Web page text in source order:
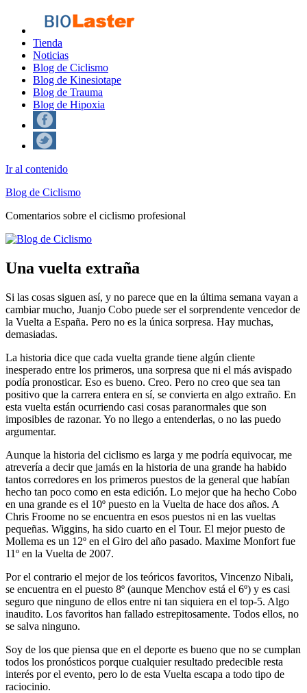
Tienda
Noticias
Blog de Ciclismo
Blog de Kinesiotape
Blog de Trauma
Blog de Hipoxia
Ir al contenido
Blog de Ciclismo
Comentarios sobre el ciclismo profesional
Una vuelta extraña
Si las cosas siguen así, y no parece que en la última semana vayan a
cambiar mucho, Juanjo Cobo puede ser el sorprendente vencedor de
la Vuelta a España. Pero no es la única sorpresa. Hay muchas,
demasiadas.
La historia dice que cada vuelta grande tiene algún cliente
inesperado entre los primeros, una sorpresa que ni el más avispado
podía pronosticar. Eso es bueno. Creo. Pero no creo que sea tan
positivo que la carrera entera en sí, se convierta en algo extraño. En
esta vuelta están ocurriendo casi cosas paranormales que son
imposibles de razonar. Yo no llego a entenderlas, o no las puedo
argumentar.
Aunque la historia del ciclismo es larga y me podría equivocar, me
atrevería a decir que jamás en la historia de una grande ha habido
tantos corredores en los primeros puestos de la general que habían
hecho tan poco como en esta edición. Lo mejor que ha hecho Cobo
en una grande es el 10º puesto en la Vuelta de hace dos años. A
Chris Froome no se encuentra en esos puestos ni en las vueltas
pequeñas. Wiggins, ha sido cuarto en el Tour. El mejor puesto de
Mollema es un 12º en el Giro del año pasado. Maxime Monfort fue
11º en la Vuelta de 2007.
Por el contrario el mejor de los teóricos favoritos, Vincenzo Nibali,
se encuentra en el puesto 8º (aunque Menchov está el 6º) y es casi
seguro que ninguno de ellos entre ni tan siquiera en el top-5. Algo
inaudito. Los favoritos han fallado estrepitosamente. Todos ellos, no
se salva ninguno.
Soy de los que piensa que en el deporte es bueno que no se cumplan
todos los pronósticos porque cualquier resultado predecible resta
interés por el evento, pero lo de esta Vuelta escapa a todo tipo de
raciocinio.